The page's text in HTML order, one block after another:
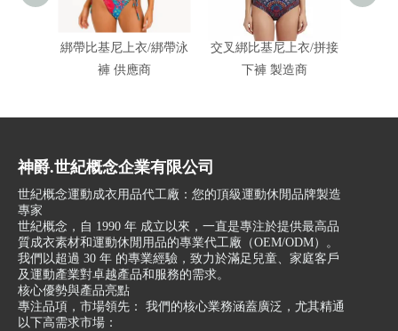
綁帶比基尼上衣/綁帶泳
褲 供應商
交叉綁比基尼上衣/拼接
下褲 製造商
神爵.世紀概念企業有限公司
世紀概念運動成衣用品代工廠：您的頂級運動休閒品牌製造
專家
世紀概念，自 1990 年 成立以來，一直是專注於提供最高品
質成衣素材和運動休閒用品的專業代工廠（OEM/ODM）。
我們以超過 30 年 的專業經驗，致力於滿足兒童、家庭客戶
及運動產業對卓越產品和服務的需求。
核心優勢與產品亮點
專注品項，市場領先： 我們的核心業務涵蓋廣泛，尤其精通
以下高需求市場：